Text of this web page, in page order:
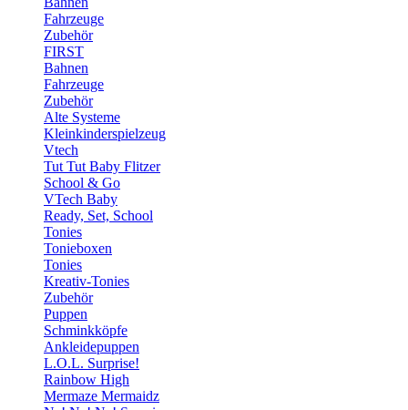
Fahrzeuge
Zubehör
FIRST
Bahnen
Fahrzeuge
Zubehör
Alte Systeme
Kleinkinderspielzeug
Vtech
Tut Tut Baby Flitzer
School & Go
VTech Baby
Ready, Set, School
Tonies
Tonieboxen
Tonies
Kreativ-Tonies
Zubehör
Puppen
Schminkköpfe
Ankleidepuppen
L.O.L. Surprise!
Rainbow High
Mermaze Mermaidz